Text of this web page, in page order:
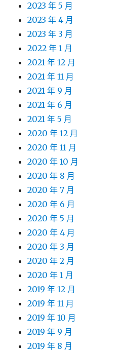
2023 年 5 月
2023 年 4 月
2023 年 3 月
2022 年 1 月
2021 年 12 月
2021 年 11 月
2021 年 9 月
2021 年 6 月
2021 年 5 月
2020 年 12 月
2020 年 11 月
2020 年 10 月
2020 年 8 月
2020 年 7 月
2020 年 6 月
2020 年 5 月
2020 年 4 月
2020 年 3 月
2020 年 2 月
2020 年 1 月
2019 年 12 月
2019 年 11 月
2019 年 10 月
2019 年 9 月
2019 年 8 月